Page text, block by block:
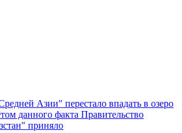
Азии" перестало впадать в озеро
данного факта Правительство
приняло